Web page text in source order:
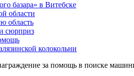
базара» в Витебске
области
область
сюрприз
колокольни
за помощь в поиске